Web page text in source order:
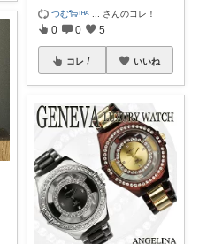
つむ🐑ᵀᴴᴬ さんのコレ！
0 0 5
コレ いいね